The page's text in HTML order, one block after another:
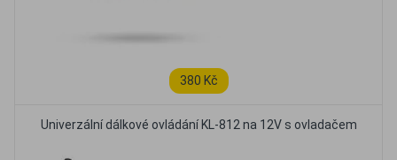
380 Kč
Univerzální dálkové ovládání KL-812 na 12V s ovladačem